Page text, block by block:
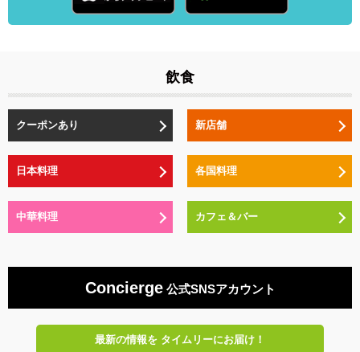
飲食
クーポンあり 新店舗
日本料理 各国料理
中華料理 カフェ＆バー
Concierge公式SNSアカウント
最新の情報をタイムリーにお届け！